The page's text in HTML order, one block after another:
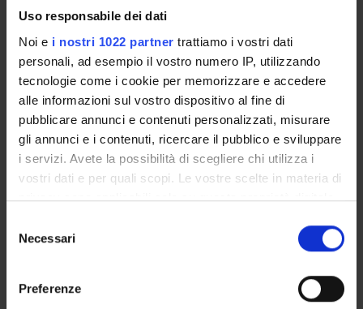
Uso responsabile dei dati
Noi e i nostri 1022 partner trattiamo i vostri dati
personali, ad esempio il vostro numero IP, utilizzando
tecnologie come i cookie per memorizzare e accedere
alle informazioni sul vostro dispositivo al fine di
pubblicare annunci e contenuti personalizzati, misurare
gli annunci e i contenuti, ricercare il pubblico e sviluppare
i servizi. Avete la possibilità di scegliere chi utilizza i
vostri dati e per quali scopi. Le vostre scelte in materia di
privacy sono applicabili solo su questa proprietà digitale
modificare o revocare il proprio consenso in qualsiasi
momento dalla Dichiarazione sui cookie o facendo clic
delNecessari
Preferenze
Corsi Attivi Presenti:9
Presentazione:Corsi di Laurea triennali per le professioni
sanitarie tecniche. La laurea triennale assicura la padronanza
di metodi e contenuti generali e specifici, spendibili nel
mondo del lavoro.
Corsi di laurea in scienze motorie
Corsi Attivi Presenti:2